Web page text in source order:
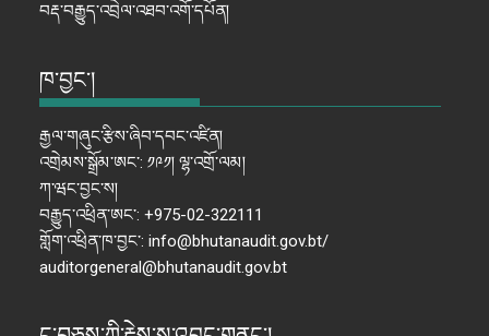
བརྡ་བརྒྱུད་འབྲེལ་འཐབ་འགོ་དཔོན།
ཁ་བྱང་།
རྒྱལ་གཞུང་རྩིས་ཞིབ་དབང་འཛིན།
འགྲེམས་སྒྲོམ་ཨང་: ༡༩༡། ལྷ་འགྲོ་ལམ།
ཀ་ཝང་བྱང་ས།
བརྒྱུད་འཕྲིན་ཨང་: +975-02-322111
གློག་འཕྲིན་ཁ་བྱང་: info@bhutanaudit.gov.bt/
auditorgeneral@bhutanaudit.gov.bt